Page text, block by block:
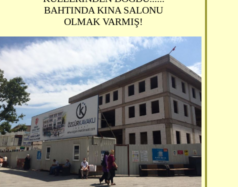
BAHTINDA KINA SALONU
OLMAK VARMIŞ!